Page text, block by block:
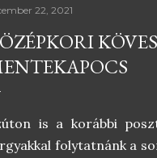
22, 2021
is a korábbi
folytatnánk a